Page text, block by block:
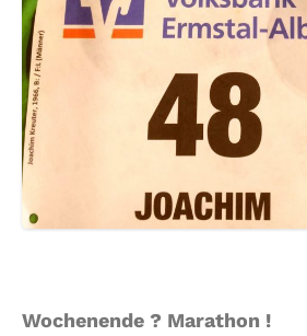
Wochenende ? Marathon !